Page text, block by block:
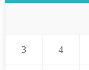
3 4